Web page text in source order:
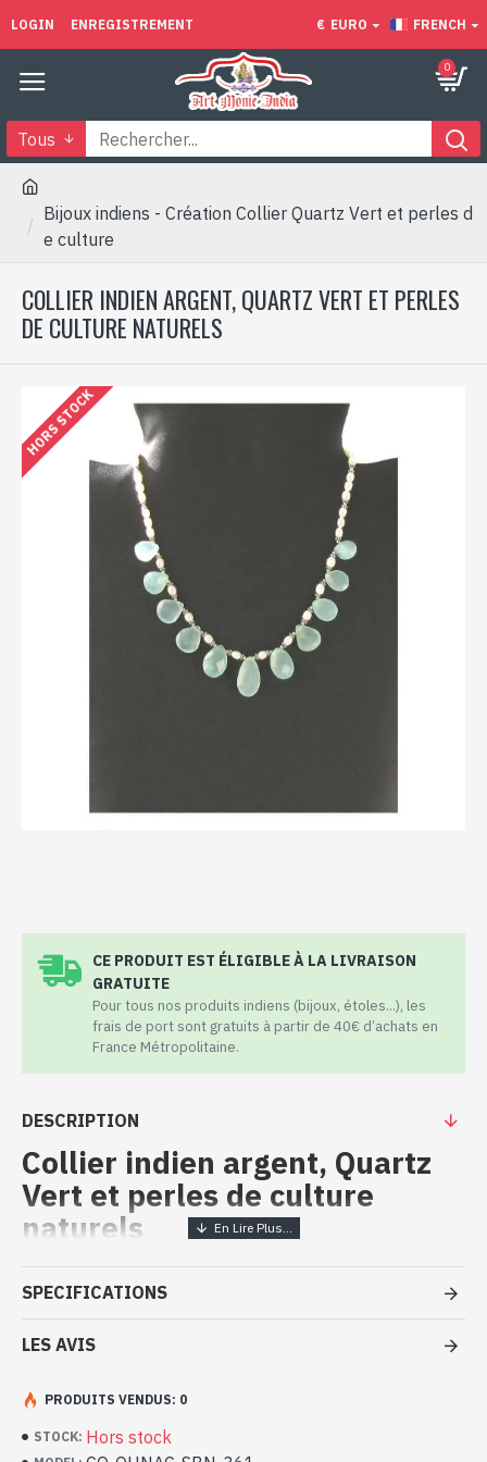
LOGIN ENREGISTREMENT € EURO FRENCH
0
Tous
Bijoux indiens - Création Collier Quartz Vert et perles d
e culture
COLLIER INDIEN ARGENT, QUARTZ VERT ET PERLES
DE CULTURE NATURELS
HORS STOCK
CE PRODUIT EST ÉLIGIBLE À LA LIVRAISON
GRATUITE
Pour tous nos produits indiens (bijoux, étoles...), les
frais de port sont gratuits à partir de 40€ d’achats en
France Métropolitaine.
DESCRIPTION
Collier indien argent, Quartz
Vert et perles de culture
naturels
Bijoux indiens artisanaux de
création – Collier argent massif,
Quartz Vert et perles de culture
- Fait à Jaipur ( INDE ), Création réalisée par Art Monie India et
des artisans indiens
SPECIFICATIONS
LES AVIS
STOCK: Hors stock
PRODUITS VENDUS: 0